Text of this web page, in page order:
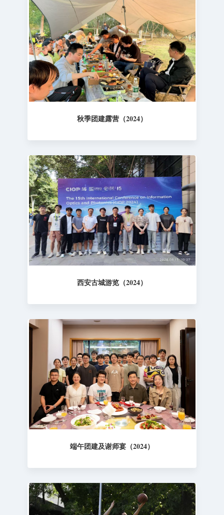
秋季团建露营（2024）
西安古城游览（2024）
端午团建及谢师宴（2024）